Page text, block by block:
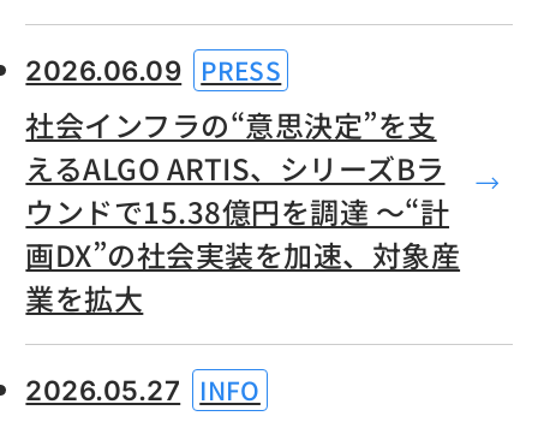
2026.06.09 PRESS
社会インフラの“意思決定”を支
えるALGO ARTIS、シリーズBラ
ウンドで15.38億円を調達 〜“計
画DX”の社会実装を加速、対象産
業を拡大
2026.05.27 INFO